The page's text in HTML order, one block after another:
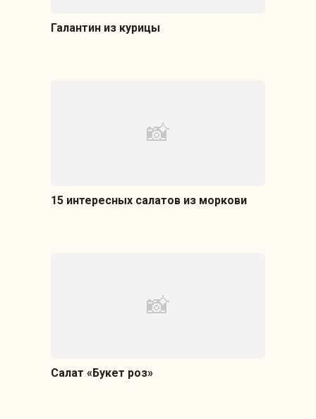
Галантин из курицы
15 интересных салатов из моркови
Салат «Букет роз»